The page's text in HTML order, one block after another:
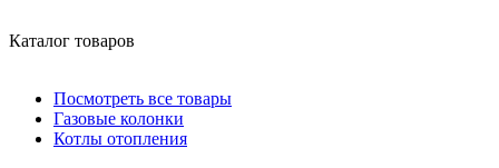
Каталог товаров
Посмотреть все товары
Газовые колонки
Котлы отопления